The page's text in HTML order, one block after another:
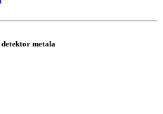
metala